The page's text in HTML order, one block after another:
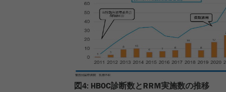
図4: HBOC診断数とRRM実施数の推移